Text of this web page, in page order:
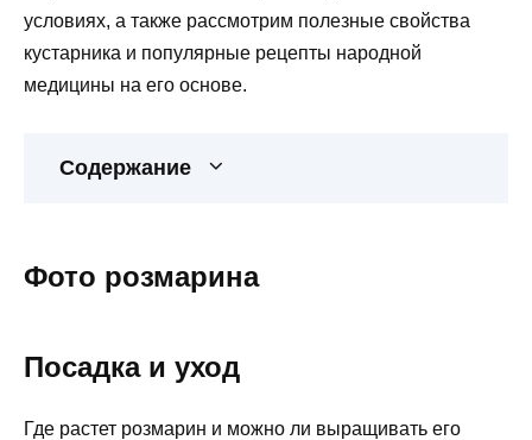
условиях, а также рассмотрим полезные свойства
кустарника и популярные рецепты народной
медицины на его основе.
Содержание
Фото розмарина
Посадка и уход
Где растет розмарин и можно ли выращивать его